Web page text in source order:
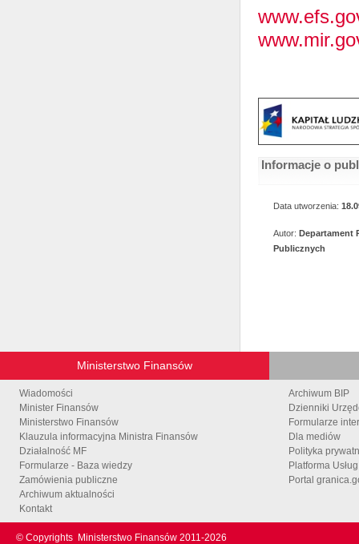
Informacje o
Data utworzenia:
Autor: Departament
Publicznych
Ministerstwo Finansów
Wiadomości
Minister Finansów
Ministerstwo Finansów
Klauzula informacyjna Ministra Finansów
Działalność MF
Formularze - Baza wiedzy
Zamówienia publiczne
Archiwum aktualności
Kontakt
Archiwum BIP
Dzienniki
Formularze
Dla mediów
Polityka
Platforma
Portal
© Copyrights Ministerstwo Finansów 2011-2026